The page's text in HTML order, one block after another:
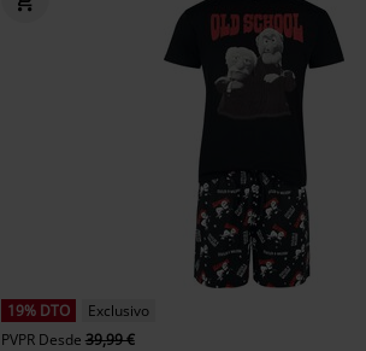
19% DTO
Exclusivo
PVPR Desde 39,99 €